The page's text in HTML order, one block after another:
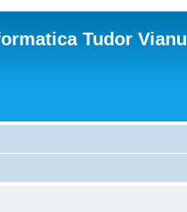
Tudor Vianu